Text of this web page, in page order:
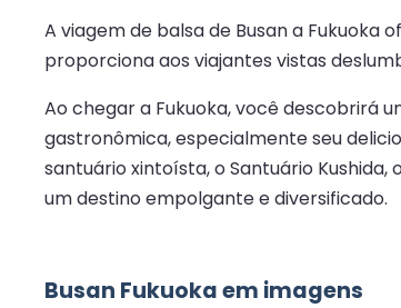
A viagem de balsa de Busan a Fukuoka
proporciona aos viajantes vistas
Ao chegar a Fukuoka, você descobrirá
gastronômica, especialmente seu
santuário xintoísta, o Santuário
um destino empolgante e diversificado.
Busan Fukuoka em imagens